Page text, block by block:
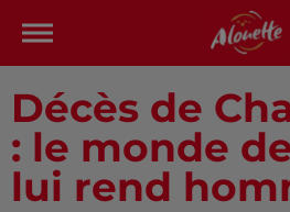
Décès de
: le monde
lui rend